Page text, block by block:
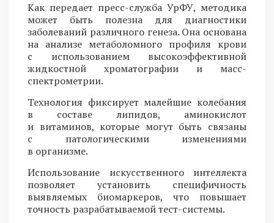
Как передает пресс-служба УрФУ, методика
может быть полезна для диагностики
заболеваний различного генеза. Она основана
на анализе метаболомного профиля крови
с использованием высокоэффективной
жидкостной хроматографии и масс-
спектрометрии.
Технология фиксирует малейшие колебания
в составе липидов, аминокислот
и витаминов, которые могут быть связаны
с патологическими изменениями
в организме.
Использование искусственного интеллекта
позволяет установить специфичность
выявляемых биомаркеров, что повышает
точность разрабатываемой тест-системы.